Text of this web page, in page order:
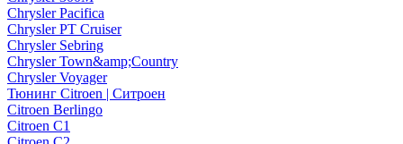
Chrysler Pacifica
Chrysler PT Cruiser
Chrysler Sebring
Chrysler Town&amp;Country
Chrysler Voyager
Тюнинг Citroen | Ситроен
Citroen Berlingo
Citroen C1